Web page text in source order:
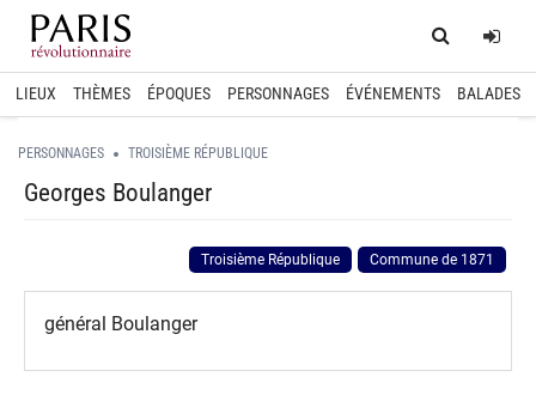
Home
LIEUX THÈMES ÉPOQUES PERSONNAGES ÉVÉNEMENTS BALADES
PERSONNAGES TROISIÈME RÉPUBLIQUE
Georges Boulanger
Troisième République Commune de 1871
général Boulanger